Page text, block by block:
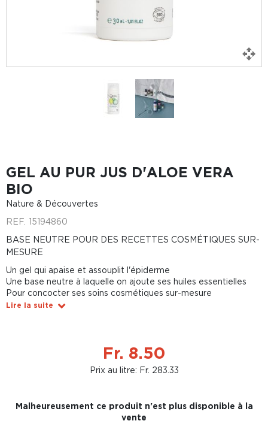
GEL AU PUR JUS D'ALOE VERA
BIO
Nature & Découvertes
REF. 15194860
BASE NEUTRE POUR DES RECETTES COSMÉTIQUES SUR-
MESURE
Un gel qui apaise et assouplit l'épiderme
Une base neutre à laquelle on ajoute ses huiles essentielles
Pour concocter ses soins cosmétiques sur-mesure
Lire la suite
Fr. 8.50
Prix au litre: Fr. 283.33
Malheureusement ce produit n'est plus disponible à la
vente